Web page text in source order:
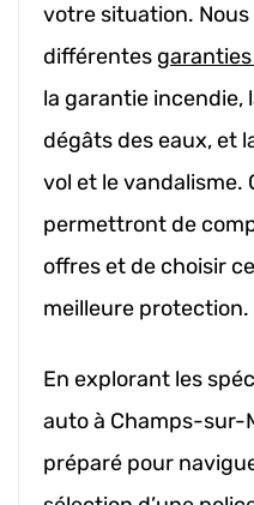
votre situation.
différentes
la garantie
dégâts des eaux, et
vol et le vandalisme.
permettront de
offres et de choisir
meilleure protection.
En explorant les
auto à Champs-sur-
préparé pour